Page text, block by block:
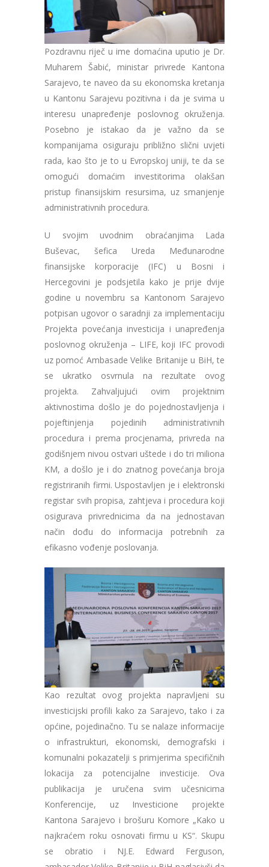
Pozdravnu riječ u ime domaćina uputio je Dr.
Muharem Šabić, ministar privrede Kantona
Sarajevo, te naveo da su ekonomska kretanja
u Kantonu Sarajevu pozitivna i da je svima u
interesu unapređenje poslovnog okruženja.
Posebno je istakao da je važno da se
kompanijama osiguraju približno slični uvjeti
rada, kao što je to u Evropskoj uniji, te da se
omogući domaćim investitorima olakšan
pristup finansijskim resursima, uz smanjenje
administrativnih procedura.
U svojim uvodnim obraćanjima Lada
Buševac, šefica Ureda Međunarodne
finansijske korporacije (IFC) u Bosni i
Hercegovini je podsjetila kako je prije dvije
godine u novembru sa Kantonom Sarajevo
potpisan ugovor o saradnji za implementaciju
Projekta povećanja investicija i unapređenja
poslovnog okruženja – LIFE, koji IFC provodi
uz pomoć Ambasade Velike Britanije u BiH, te
se ukratko osvrnula na rezultate ovog
projekta. Zahvaljujući ovim projektnim
aktivnostima došlo je do pojednostavljenja i
pojeftinjenja pojedinih administrativnih
procedura i prema procjenama, privreda na
godišnjem nivou ostvari uštede i do tri miliona
KM, a došlo je i do znatnog povećanja broja
registriranih firmi. Uspostavljen je i elektronski
registar svih propisa, zahtjeva i procedura koji
osigurava privrednicima da na jednostavan
način dođu do informacija potrebnih za
efikasno vođenje poslovanja.
Kao rezultat ovog projekta napravljeni su
investicijski profili kako za Sarajevo, tako i za
općine, pojedinačno. Tu se nalaze informacije
o infrastrukturi, ekonomski, demografski i
komunalni pokazatelji s primjerima specifičnih
lokacija za potencijalne investicije. Ova
publikacija je uručena svim učesnicima
Konferencije, uz Investicione projekte
Kantona Sarajevo i brošuru Komore „Kako u
najkraćem roku osnovati firmu u KS“. Skupu
se obratio i NJ.E. Edward Ferguson,